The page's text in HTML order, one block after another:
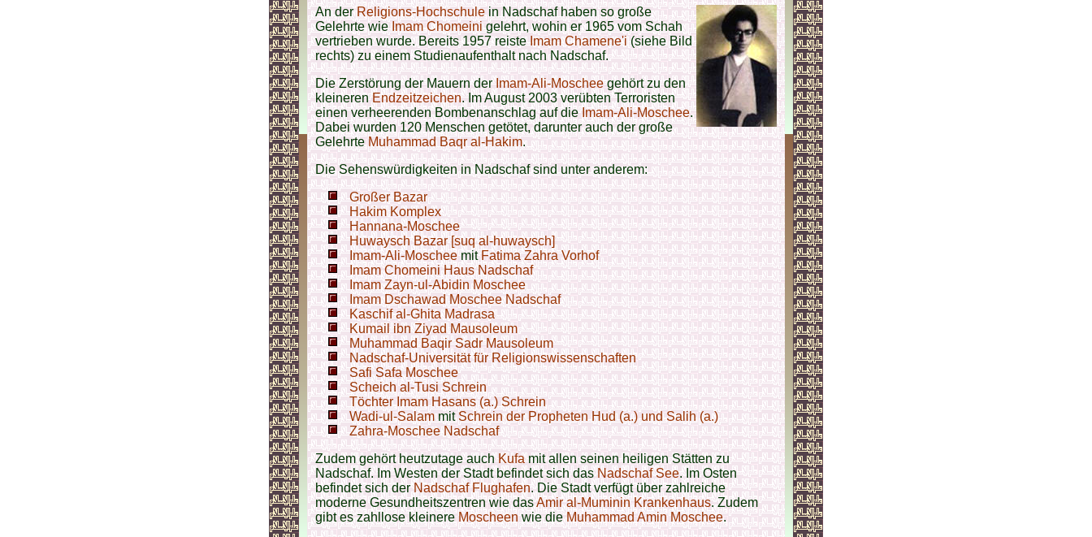
An derReligions-Hochschulein Nadschaf haben so große
Gelehrte wieImam Chomeinigelehrt, wohin er 1965 vom Schah
vertrieben wurde. Bereits 1957 reisteImam Chamene'i(siehe Bild
rechts) zu einem Studienaufenthalt nach Nadschaf.
Die Zerstörung der Mauern derImam-Ali-Moscheegehört zu den
kleinerenEndzeitzeichen. Im August 2003 verübten Terroristen
einen verheerenden Bombenanschlag auf dieImam-Ali-Moschee.
Dabei wurden 120 Menschen getötet, darunter auch der große
GelehrteMuhammad Baqr al-Hakim.
Die Sehenswürdigkeiten in Nadschaf sind unter anderem:
Großer Bazar
Hakim Komplex
Hannana-Moschee
Huwaysch Bazar [suq al-huwaysch]
Imam-Ali-MoscheemitFatima Zahra Vorhof
Imam Chomeini Haus Nadschaf
Imam Zayn-ul-Abidin Moschee
Imam Dschawad Moschee Nadschaf
Kaschif al-Ghita Madrasa
Kumail ibn Ziyad Mausoleum
Muhammad Baqir Sadr Mausoleum
Nadschaf-Universität für Religionswissenschaften
Safi Safa Moschee
Scheich al-Tusi Schrein
Töchter Imam Hasans (a.) Schrein
Wadi-ul-SalammitSchrein der Propheten Hud (a.) und Salih (a.)
Zahra-Moschee Nadschaf
Zudem gehört heutzutage auchKufamit allen seinen heiligen Stätten zu
Nadschaf. Im Westen der Stadt befindet sich dasNadschaf See. Im Osten
befindet sich derNadschaf Flughafen. Die Stadt verfügt über zahlreiche
moderne Gesundheitszentren wie dasAmir al-Muminin Krankenhaus. Zudem
gibt es zahllose kleinereMoscheenwie dieMuhammad Amin Moschee.